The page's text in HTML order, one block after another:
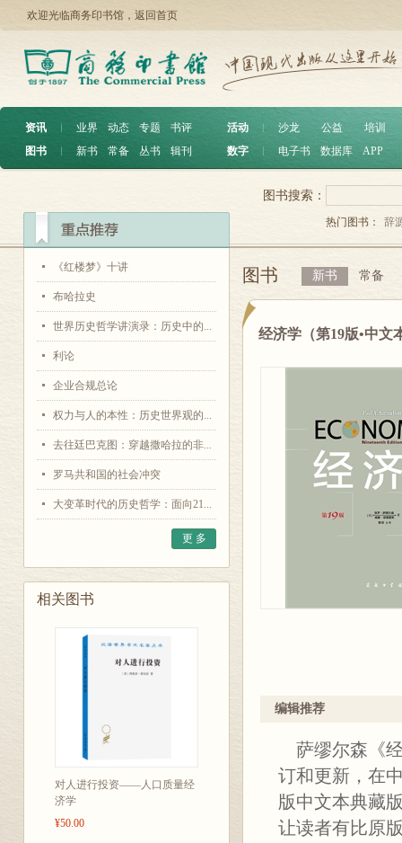
欢迎光临商务印书馆， 返回首页
资讯 ︱ 业界 动态 专题
书评
图书
︱ 新书 常备 丛书 辑刊
活动 沙龙 公益
培训
数字
电子书 数据库 APP
《红楼梦》十讲
布哈拉史
世界历史哲学讲演录：历史中的...
利论
企业合规总论
权力与人的本性：历史世界观的...
去往廷巴克图：穿越撒哈拉的非...
罗马共和国的社会冲突
大变革时代的历史哲学：面向21...
更 多
相关图书
对人进行投资——人口质量经
济学
¥50.00
图书搜索：
热门图书： 辞
图书 新书 常备
经济学（第19版•中文
编辑推荐
萨缪尔森《
订和更新，在
版中文本典藏
让读者有比原